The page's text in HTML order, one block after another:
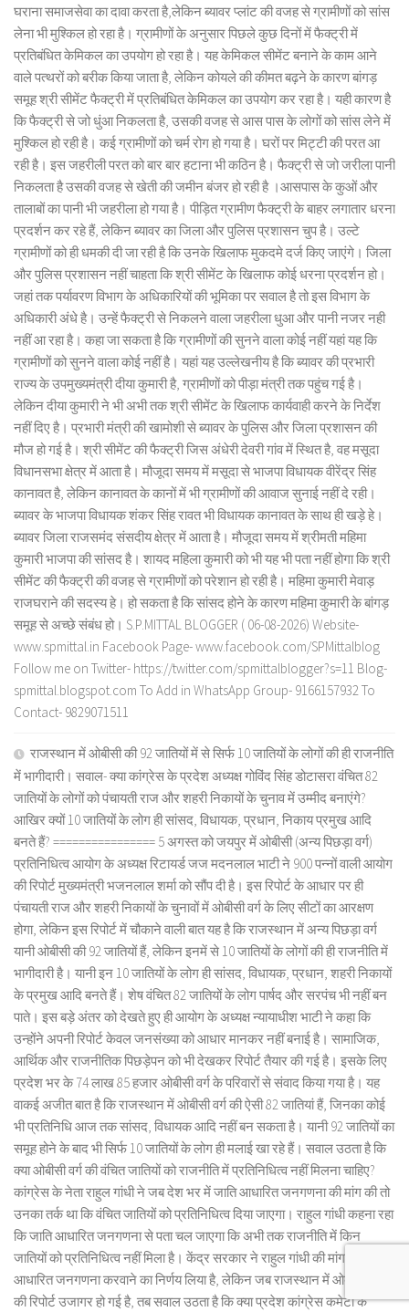
घराना समाजसेवा का दावा करता है,लेकिन ब्यावर प्लांट की वजह से ग्रामीणों को सांस
लेना भी मुश्किल हो रहा है। ग्रामीणों के अनुसार पिछले कुछ दिनों में फैक्ट्री में
प्रतिबंधित केमिकल का उपयोग हो रहा है। यह केमिकल सीमेंट बनाने के काम आने
वाले पत्थरों को बरीक किया जाता है, लेकिन कोयले की कीमत बढ़ने के कारण बांगड़
समूह श्री सीमेंट फैक्ट्री में प्रतिबंधित केमिकल का उपयोग कर रहा है। यही कारण है
कि फैक्ट्री से जो धुंआ निकलता है, उसकी वजह से आस पास के लोगों को सांस लेने में
मुश्किल हो रही है। कई ग्रामीणों को चर्म रोग हो गया है। घरों पर मिट्टी की परत आ
रही है। इस जहरीली परत को बार बार हटाना भी कठिन है। फैक्ट्री से जो जरीला पानी
निकलता है उसकी वजह से खेती की जमीन बंजर हो रही है ।आसपास के कुओं और
तालाबों का पानी भी जहरीला हो गया है। पीड़ित ग्रामीण फैक्ट्री के बाहर लगातार धरना
प्रदर्शन कर रहे हैं, लेकिन ब्यावर का जिला और पुलिस प्रशासन चुप है। उल्टे
ग्रामीणों को ही धमकी दी जा रही है कि उनके खिलाफ मुकदमे दर्ज किए जाएंगे। जिला
और पुलिस प्रशासन नहीं चाहता कि श्री सीमेंट के खिलाफ कोई धरना प्रदर्शन हो।
जहां तक पर्यावरण विभाग के अधिकारियों की भूमिका पर सवाल है तो इस विभाग के
अधिकारी अंधे है। उन्हें फैक्ट्री से निकलने वाला जहरीला धुआ और पानी नजर नही
नहीं आ रहा है। कहा जा सकता है कि ग्रामीणों की सुनने वाला कोई नहीं यहां यह कि
ग्रामीणों को सुनने वाला कोई नहीं है। यहां यह उल्लेखनीय है कि ब्यावर की प्रभारी
राज्य के उपमुख्यमंत्री दीया कुमारी है, ग्रामीणों को पीड़ा मंत्री तक पहुंच गई है।
लेकिन दीया कुमारी ने भी अभी तक श्री सीमेंट के खिलाफ कार्यवाही करने के निर्देश
नहीं दिए है। प्रभारी मंत्री की खामोशी से ब्यावर के पुलिस और जिला प्रशासन की
मौज हो गई है। श्री सीमेंट की फैक्ट्री जिस अंधेरी देवरी गांव में स्थित है, वह मसूदा
विधानसभा क्षेत्र में आता है। मौजूदा समय में मसूदा से भाजपा विधायक वीरेंद्र सिंह
कानावत है, लेकिन कानावत के कानों में भी ग्रामीणों की आवाज सुनाई नहीं दे रही।
ब्यावर के भाजपा विधायक शंकर सिंह रावत भी विधायक कानावत के साथ ही खड़े हे।
ब्यावर जिला राजसमंद संसदीय क्षेत्र में आता है। मौजूदा समय में श्रीमती महिमा
कुमारी भाजपा की सांसद है। शायद महिला कुमारी को भी यह भी पता नहीं होगा कि श्री
सीमेंट की फैक्ट्री की वजह से ग्रामीणों को परेशान हो रही है। महिमा कुमारी मेवाड़
राजघराने की सदस्य हे। हो सकता है कि सांसद होने के कारण महिमा कुमारी के बांगड़
समूह से अच्छे संबंध हो। S.P.MITTAL BLOGGER ( 06-08-2026) Website-
www.spmittal.in Facebook Page- www.facebook.com/SPMittalblog
Follow me on Twitter- https://twitter.com/spmittalblogger?s=11 Blog-
spmittal.blogspot.com To Add in WhatsApp Group- 9166157932 To
Contact- 9829071511
राजस्थान में ओबीसी की 92 जातियों में से सिर्फ 10 जातियों के लोगों की ही राजनीति
में भागीदारी। सवाल- क्या कांग्रेस के प्रदेश अध्यक्ष गोविंद सिंह डोटासरा वंचित 82
जातियों के लोगों को पंचायती राज और शहरी निकायों के चुनाव में उम्मीद बनाएंगे?
आखिर क्यों 10 जातियों के लोग ही सांसद, विधायक, प्रधान, निकाय प्रमुख आदि
बनते हैं? ================ 5 अगस्त को जयपुर में ओबीसी (अन्य पिछड़ा वर्ग)
प्रतिनिधित्व आयोग के अध्यक्ष रिटायर्ड जज मदनलाल भाटी ने 900 पन्नों वाली आयोग
की रिपोर्ट मुख्यमंत्री भजनलाल शर्मा को सौंप दी है। इस रिपोर्ट के आधार पर ही
पंचायती राज और शहरी निकायों के चुनावों में ओबीसी वर्ग के लिए सीटों का आरक्षण
होगा, लेकिन इस रिपोर्ट में चौकाने वाली बात यह है कि राजस्थान में अन्य पिछड़ा वर्ग
यानी ओबीसी की 92 जातियों हैं, लेकिन इनमें से 10 जातियों के लोगों की ही राजनीति में
भागीदारी है। यानी इन 10 जातियों के लोग ही सांसद, विधायक, प्रधान, शहरी निकायों
के प्रमुख आदि बनते हैं। शेष वंचित 82 जातियों के लोग पार्षद और सरपंच भी नहीं बन
पाते। इस बड़े अंतर को देखते हुए ही आयोग के अध्यक्ष न्यायाधीश भाटी ने कहा कि
उन्होंने अपनी रिपोर्ट केवल जनसंख्या को आधार मानकर नहीं बनाई है। सामाजिक,
आर्थिक और राजनीतिक पिछड़ेपन को भी देखकर रिपोर्ट तैयार की गई है। इसके लिए
प्रदेश भर के 74 लाख 85 हजार ओबीसी वर्ग के परिवारों से संवाद किया गया है। यह
वाकई अजीत बात है कि राजस्थान में ओबीसी वर्ग की ऐसी 82 जातियां हैं, जिनका कोई
भी प्रतिनिधि आज तक सांसद, विधायक आदि नहीं बन सकता है। यानी 92 जातियों का
समूह होने के बाद भी सिर्फ 10 जातियों के लोग ही मलाई खा रहे हैं। सवाल उठता है कि
क्या ओबीसी वर्ग की वंचित जातियों को राजनीति में प्रतिनिधित्व नहीं मिलना चाहिए?
कांग्रेस के नेता राहुल गांधी ने जब देश भर में जाति आधारित जनगणना की मांग की तो
उनका तर्क था कि वंचित जातियों को प्रतिनिधित्व दिया जाएगा। राहुल गांधी कहना रहा
कि जाति आधारित जनगणना से पता चल जाएगा कि अभी तक राजनीति में किन
जातियों को प्रतिनिधित्व नहीं मिला है। केंद्र सरकार ने राहुल गांधी की मांग पर जाति
आधारित जनगणना करवाने का निर्णय लिया है, लेकिन जब राजस्थान में ओबीसी वर्ग
की रिपोर्ट उजागर हो गई है, तब सवाल उठता है कि क्या प्रदेश कांग्रेस कमेटी के